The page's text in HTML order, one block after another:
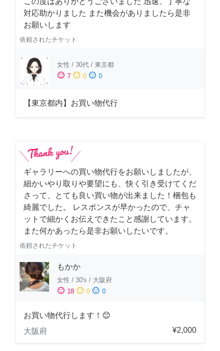
対応助かりました また機会がありましたら是非
お願いします
依頼されたチケット
女性 / 30代 / 東京都
sentiment_satisfied 7 sentiment_neutral 0 sentiment_dissatisfied 0
【東京都内】お買い物代行
ギャラリーへの買い物代行をお願いしましたが、
細かいやり取りや要望にも、快く引き受けてくだ
さって、とても良い買い物が出来ました！梱包も
綺麗でした。 レスポンスが早かったので、チャ
ットで細かくお伝えできたこと感謝しています。
また何かあったら是非お願いしたいです。
依頼されたチケット
もかか
女性 / 30's / 大阪府
sentiment_satisfied 18 sentiment_neutral 0 sentiment_dissatisfied 0
お買い物代行します！😊
大阪府
¥2,000